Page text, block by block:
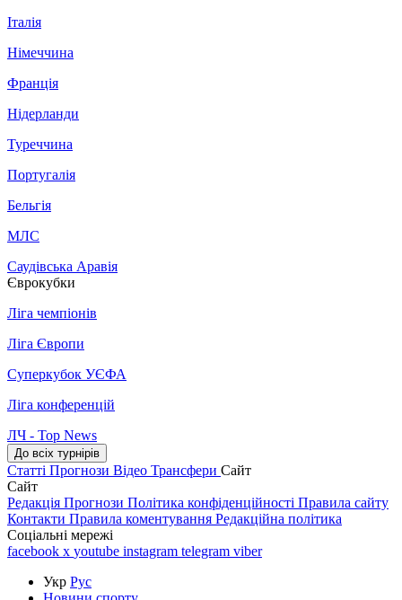
Італія
Німеччина
Франція
Нідерланди
Туреччина
Португалія
Бельгія
МЛС
Саудівська Аравія
Єврокубки
Ліга чемпіонів
Ліга Європи
Суперкубок УЄФА
Ліга конференцій
ЛЧ - Top News
До всіх турнірів
Статті Прогнози Відео Трансфери Сайт
Сайт
Редакція Прогнози Політика конфіденційності Правила сайту
Контакти Правила коментування Редакційна політика
Соціальні мережі
facebook x youtube instagram telegram viber
Укр Рус